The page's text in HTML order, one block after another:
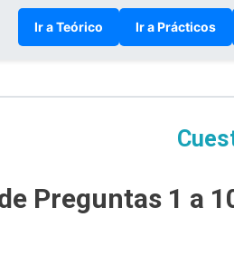
GENERAL
OEP
SALUD
Ir a Teórico Ir a Prácticos
Preguntas 1 a